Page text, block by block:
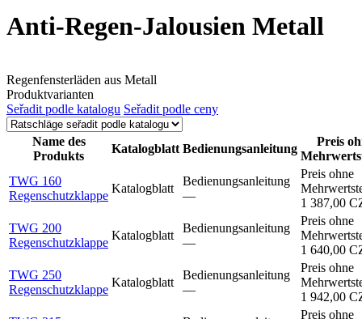
Anti-Regen-Jalousien Metall
Regenfensterläden aus Metall
Produktvarianten
Seřadit podle katalogu Seřadit podle ceny
Name des
Produkts
Katalogblatt Bedienungsanleitung
Preis
TWG 160
Regenschutzklappe
Katalogblatt
Bedienungsanleitung
–⁠–⁠
Preis ohne
1 387,00
TWG 200
Regenschutzklappe
Katalogblatt
Bedienungsanleitung
–⁠–⁠
Preis ohne
1 640,00
TWG 250
Regenschutzklappe
Katalogblatt
Bedienungsanleitung
–⁠–⁠
Preis ohne
1 942,00
Preis ohne